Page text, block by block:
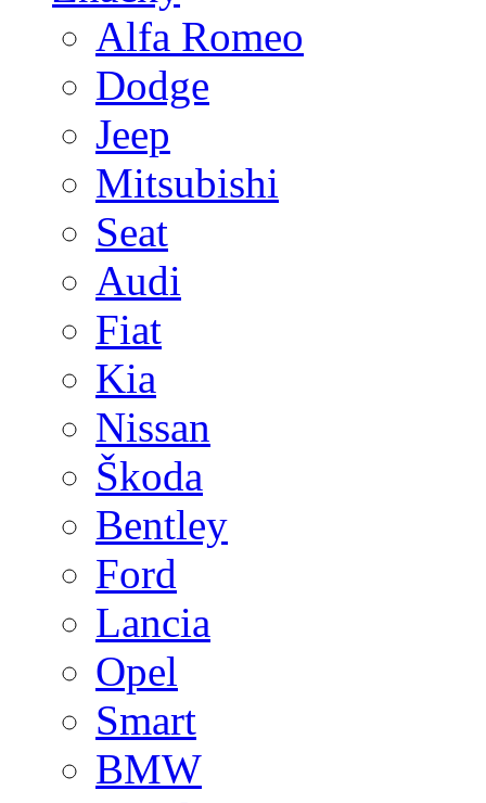
Alfa Romeo
Dodge
Jeep
Mitsubishi
Seat
Audi
Fiat
Kia
Nissan
Škoda
Bentley
Ford
Lancia
Opel
Smart
BMW